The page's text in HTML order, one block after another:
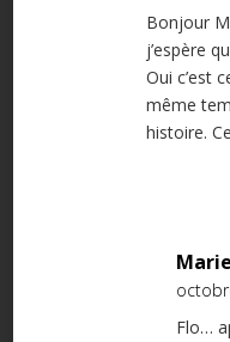
Bonjour
j’espère
Oui c’est
même
histoire.
Flo…